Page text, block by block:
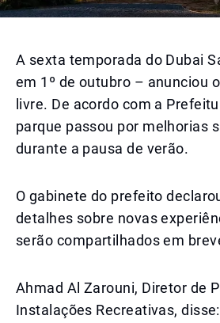
A sexta temporada do Dubai
em 1º de outubro – anunciou
livre. De acordo com a
parque passou por melhorias
durante a pausa de verão.
O gabinete do prefeito
detalhes sobre novas
serão compartilhados em
Ahmad Al Zarouni, Diretor de
Instalações Recreativas,